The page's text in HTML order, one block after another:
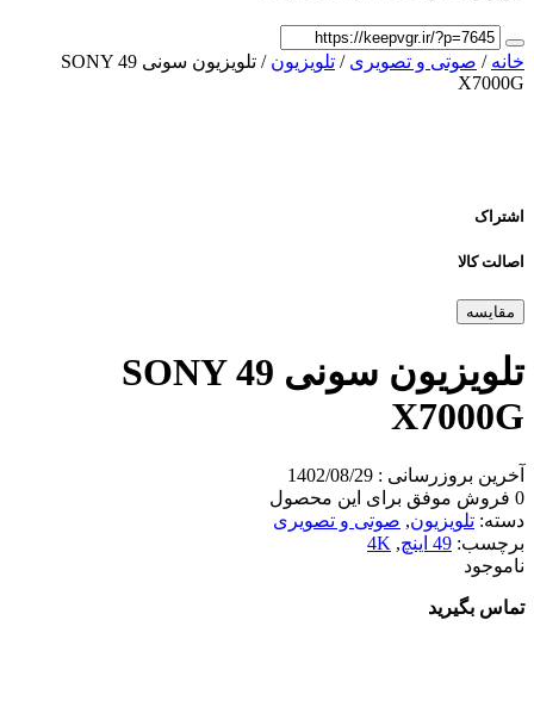
خانه / صوتی و تصویری / تلویزیون
/ تلویزیون سونی SONY 49
X7000G
اشتراک
اصالت کالا
مقایسه
تلویزیون سونی SONY 49
X7000G
آخرین بروزرسانی : 1402/08/29
0 فروش موفق برای این محصول
دسته: تلویزیون, صوتی و تصویری
برچسب: 49 اینچ ,
4K
ناموجود
تماس بگیرید